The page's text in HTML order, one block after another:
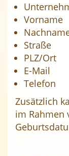
Vorname
Straße
PLZ/Ort
E-Mail
Telefon
Zusätzlich
im Rahmen